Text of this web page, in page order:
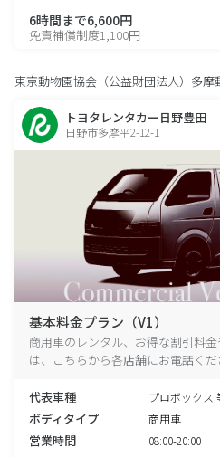
6時間まで6,600円
免責補償制度1,100円
東京動物園協会（公益財団法人）多摩
トヨタレンタカー日野豊田
日野市多摩平2-12-1
基本料金プラン（V1）
商用車のレンタル、お得な割引料
は、こちらから各店舗にお電話くだ
代表車種 プロボックス
ボディタイプ 商用車
営業時間 08:00-20:00